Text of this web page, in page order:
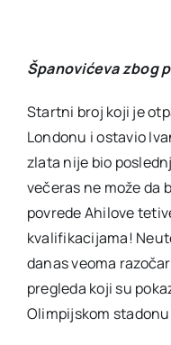
Španovićeva zbog
Startni broj koji je
Londonu i ostavio
zlata nije bio
večeras ne može da
povrede Ahilove
kvalifikacijama!
danas veoma
pregleda koji su
Olimpijskom